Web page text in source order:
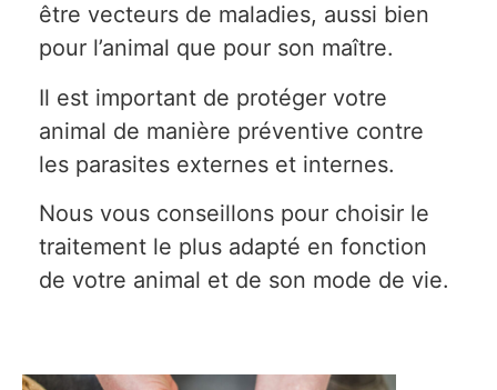
être vecteurs de maladies, aussi bien
pour l’animal que pour son maître.
Il est important de protéger votre
animal de manière préventive contre
les parasites externes et internes.
Nous vous conseillons pour choisir le
traitement le plus adapté en fonction
de votre animal et de son mode de vie.